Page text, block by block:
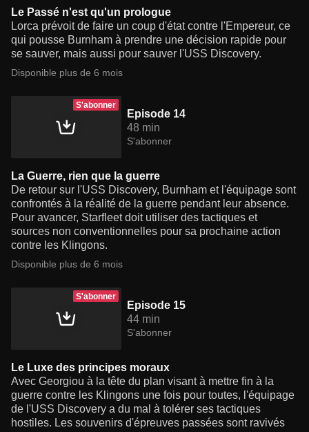
Le Passé n'est qu'un prologue
Lorca prévoit de faire un coup d'état contre l'Empereur, ce
qui pousse Burnham à prendre une décision rapide pour
se sauver, mais aussi pour sauver l'USS Discovery.
Disponible plus de 6 mois
S'abonner
Episode 14
48 min
S'abonner
La Guerre, rien que la guerre
De retour sur l'USS Discovery, Burnham et l'équipage sont
confrontés à la réalité de la guerre pendant leur absence.
Pour avancer, Starfleet doit utiliser des tactiques et
sources non conventionnelles pour sa prochaine action
contre les Klingons.
Disponible plus de 6 mois
S'abonner
Episode 15
44 min
S'abonner
Le Luxe des principes moraux
Avec Georgiou à la tête du plan visant à mettre fin à la
guerre contre les Klingons une fois pour toutes, l'équipage
de l'USS Discovery a du mal à tolérer ses tactiques
hostiles. Les souvenirs d'épreuves passées sont ravivés